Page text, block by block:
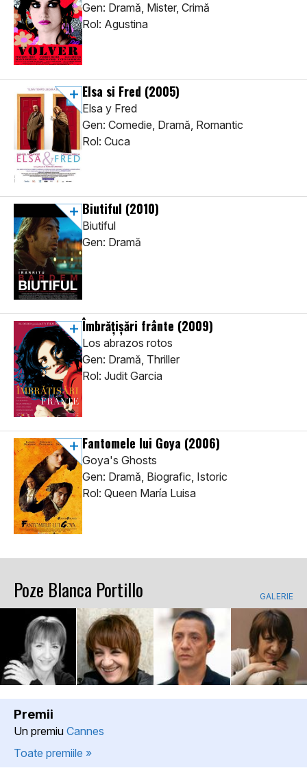
Gen: Dramă, Mister, Crimă
Rol: Agustina
Elsa si Fred (2005)
Elsa y Fred
Gen: Comedie, Dramă, Romantic
Rol: Cuca
Biutiful (2010)
Biutiful
Gen: Dramă
Îmbrățișări frânte (2009)
Los abrazos rotos
Gen: Dramă, Thriller
Rol: Judit Garcia
Fantomele lui Goya (2006)
Goya's Ghosts
Gen: Dramă, Biografic, Istoric
Rol: Queen María Luisa
Poze Blanca Portillo GALERIE
Premii
Un premiu Cannes
Toate premiile »